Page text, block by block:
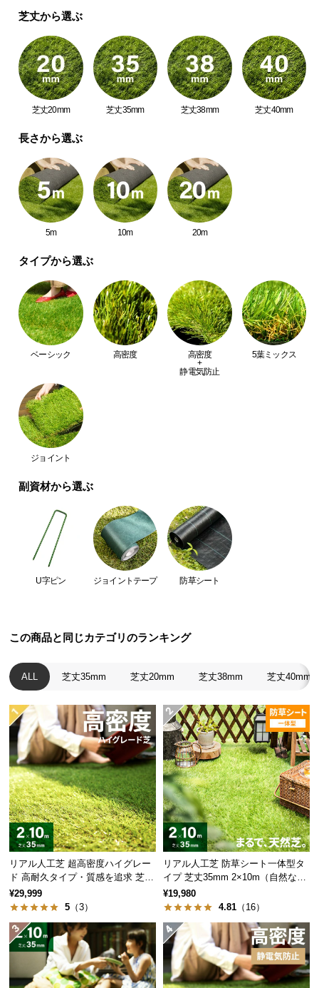
型
商
品
の
配
送
つ
て
小
型
の
配
送
に
つ
い
開
梱
設
ー
入
路
に
い
て
返
品・
キ
ャ
ン
セ
ル
に
つ
い
て
証
芝丈から選ぶ
芝丈20mm 芝丈35mm 芝丈38mm 芝丈40mm
長さから選ぶ
5m 10m 20m
タイプから選ぶ
ベーシック 高密度
高密度
+
静電気防止
5葉ミックス
ジョイント
副資材から選ぶ
U字ピン ジョイントテープ 防草シート
この商品と同じカテゴリのランキング
ALL 芝丈35mm 芝丈20mm 芝丈38mm 芝丈40mm
リアル人工芝 超高密度ハイグレー
ド 高耐久タイプ・質感を追求 芝丈
35mm 2×10m
¥29,999
5 （3）
リアル人工芝 防草シート一体型タ
イプ 芝丈35mm 2×10m（自然な見
た目追求・U字ピン付）
¥19,980
4.81 （16）